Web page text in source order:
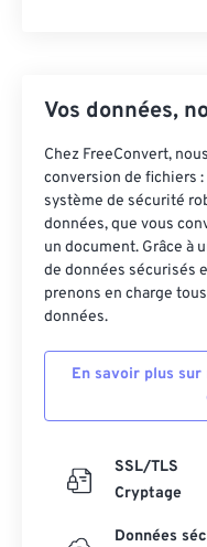
Vos données,
Chez FreeConvert,
conversion de fichiers
système de sécurité
données, que vous
un document. Grâce à
de données sécurisés
prenons en charge
données.
En savoir plus
SSL/TLS
Cryptage
Données